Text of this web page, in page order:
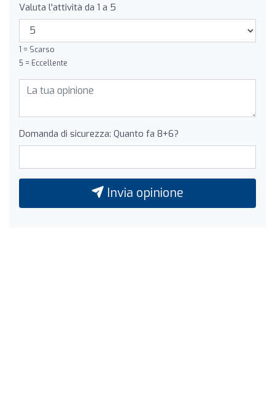
Valuta l'attività da 1 a 5
1 = Scarso
5 = Eccellente
Domanda di sicurezza: Quanto fa 8+6?
Invia opinione